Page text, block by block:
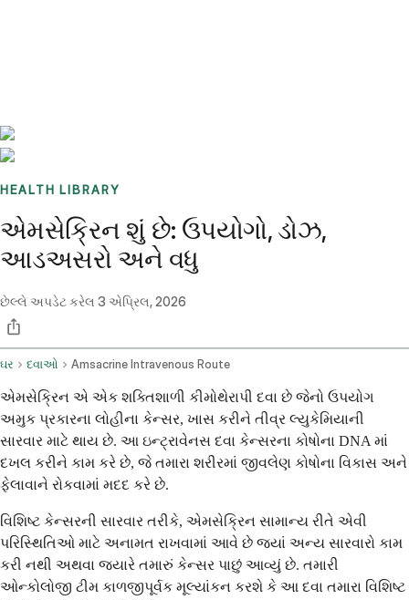
HEALTH LIBRARY
એમસેક્રિન શું છે: ઉપયોગો, ડોઝ,
આડઅસરો અને વધુ
છેલ્લે અપડેટ કરેલ 3 એપ્રિલ, 2026
ઘર દવાઓ Amsacrine Intravenous Route
એમસેક્રિન એ એક શક્તિશાળી કીમોથેરાપી દવા છે જેનો ઉપયોગ
અમુક પ્રકારના લોહીના કેન્સર, ખાસ કરીને તીવ્ર લ્યુકેમિયાની
સારવાર માટે થાય છે. આ ઇન્ટ્રાવેનસ દવા કેન્સરના કોષોના DNA માં
દખલ કરીને કામ કરે છે, જે તમારા શરીરમાં જીવલેણ કોષોના વિકાસ અને
ફેલાવાને રોકવામાં મદદ કરે છે.
વિશિષ્ટ કેન્સરની સારવાર તરીકે, એમસેક્રિન સામાન્ય રીતે એવી
પરિસ્થિતિઓ માટે અનામત રાખવામાં આવે છે જ્યાં અન્ય સારવારો કામ
કરી નથી અથવા જ્યારે તમારું કેન્સર પાછું આવ્યું છે. તમારી
ઓન્કોલોજી ટીમ કાળજીપૂર્વક મૂલ્યાંકન કરશે કે આ દવા તમારા વિશિષ્ટ